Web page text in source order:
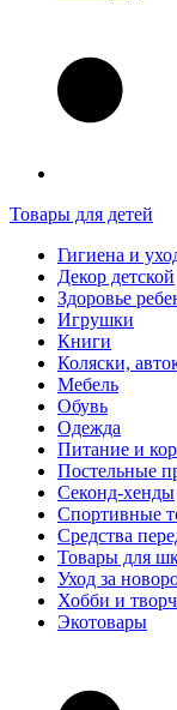
Товары для детей
Гигиена и
Декор детской
Здоровье
Игрушки
Книги
Коляски,
Мебель
Обувь
Одежда
Питание и
Постельные
Секонд-хенды
Спортивные
Средства
Товары для
Уход за
Хобби и
Экотовары